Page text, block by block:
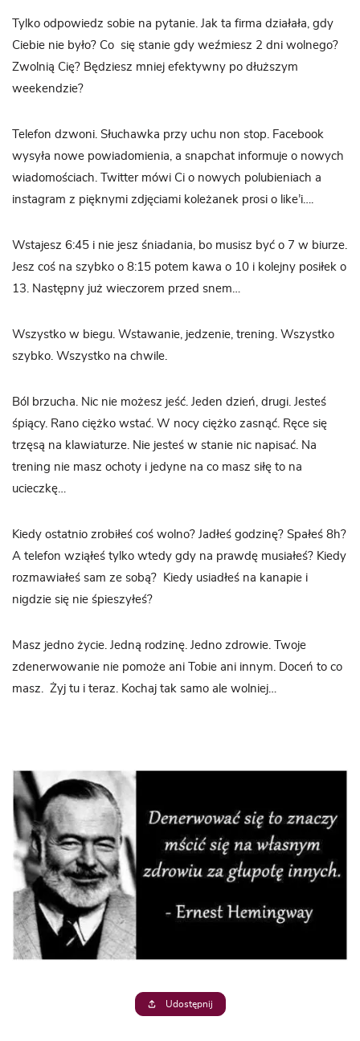
Tylko odpowiedz sobie na pytanie. Jak ta firma działała, gdy
Ciebie nie było? Co się stanie gdy weźmiesz 2 dni wolnego?
Zwolnią Cię? Będziesz mniej efektywny po dłuższym
weekendzie?
Telefon dzwoni. Słuchawka przy uchu non stop. Facebook
wysyła nowe powiadomienia, a snapchat informuje o nowych
wiadomościach. Twitter mówi Ci o nowych polubieniach a
instagram z pięknymi zdjęciami koleżanek prosi o like’i….
Wstajesz 6:45 i nie jesz śniadania, bo musisz być o 7 w biurze.
Jesz coś na szybko o 8:15 potem kawa o 10 i kolejny posiłek o
13. Następny już wieczorem przed snem…
Wszystko w biegu. Wstawanie, jedzenie, trening. Wszystko
szybko. Wszystko na chwile.
Ból brzucha. Nic nie możesz jeść. Jeden dzień, drugi. Jesteś
śpiący. Rano ciężko wstać. W nocy ciężko zasnąć. Ręce się
trzęsą na klawiaturze. Nie jesteś w stanie nic napisać. Na
trening nie masz ochoty i jedyne na co masz siłę to na
ucieczkę…
Kiedy ostatnio zrobiłeś coś wolno? Jadłeś godzinę? Spałeś 8h?
A telefon wziąłeś tylko wtedy gdy na prawdę musiałeś? Kiedy
rozmawiałeś sam ze sobą? Kiedy usiadłeś na kanapie i
nigdzie się nie śpieszyłeś?
Masz jedno życie. Jedną rodzinę. Jedno zdrowie. Twoje
zdenerwowanie nie pomoże ani Tobie ani innym. Doceń to co
masz. Żyj tu i teraz. Kochaj tak samo ale wolniej…
Udostępnij